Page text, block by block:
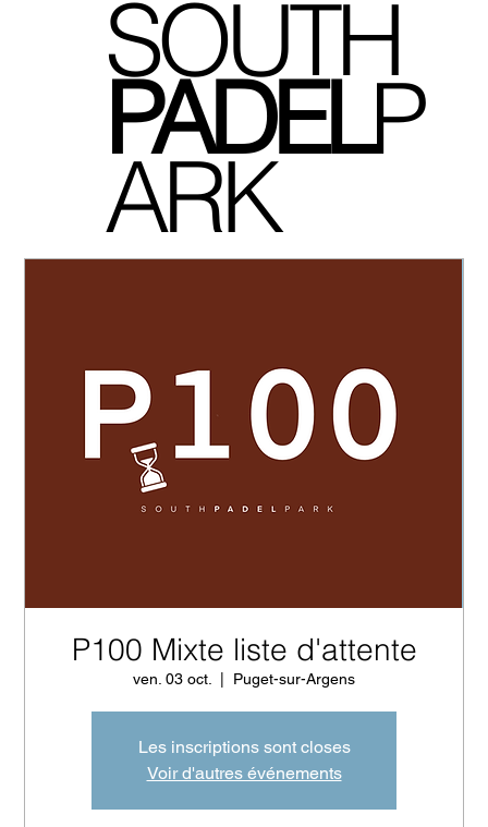
SOUTH
PADELP
ARK
P100 Mixte liste d'attente
ven. 03 oct. Puget-sur-Argens
Les inscriptions sont closes
Voir d'autres événements